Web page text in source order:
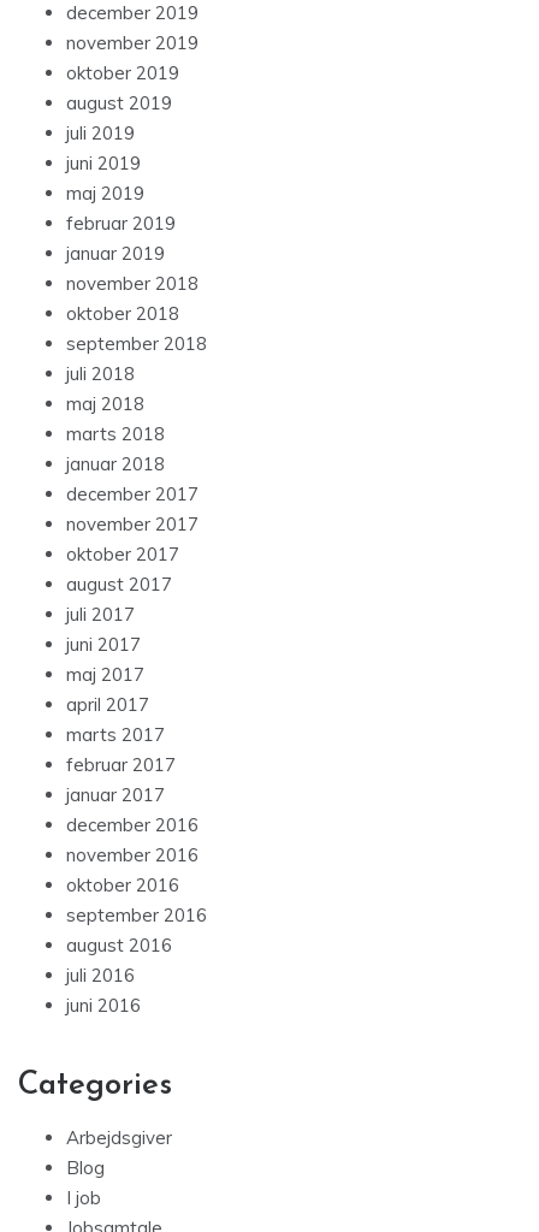
december 2019
november 2019
oktober 2019
august 2019
juli 2019
juni 2019
maj 2019
februar 2019
januar 2019
november 2018
oktober 2018
september 2018
juli 2018
maj 2018
marts 2018
januar 2018
december 2017
november 2017
oktober 2017
august 2017
juli 2017
juni 2017
maj 2017
april 2017
marts 2017
februar 2017
januar 2017
december 2016
november 2016
oktober 2016
september 2016
august 2016
juli 2016
juni 2016
Categories
Arbejdsgiver
Blog
I job